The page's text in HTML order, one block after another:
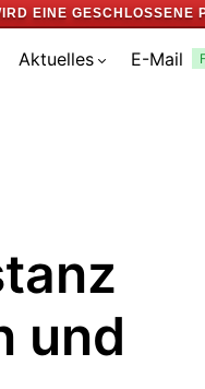
EINE GESCHLOSSENE
Aktuelles E-Mail
und